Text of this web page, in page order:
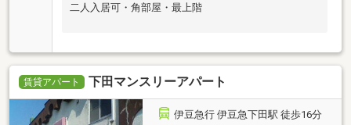
二人入居可・角部屋・最上階
賃貸アパート 下田マンスリーアパート
伊豆急行 伊豆急下田駅 徒歩16分